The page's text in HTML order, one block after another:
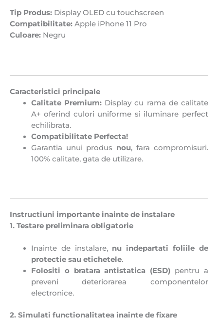
Tip Produs: Display OLED cu touchscreen
Compatibilitate: Apple iPhone 11 Pro
Culoare: Negru
Caracteristici principale
Calitate Premium:Display cu rama de calitate
A+ oferind culori uniforme si iluminare perfect
echilibrata.
Compatibilitate Perfecta!
Garantia unui produs nou, fara compromisuri.
100% calitate, gata de utilizare.
Instructiuni importante inainte de instalare
1. Testare preliminara obligatorie
Inainte de instalare, nu indepartati foliile de
protectie sau etichetele.
Folositi o bratara antistatica (ESD) pentru a
preveni deteriorarea componentelor
electronice.
2. Simulati functionalitatea inainte de fixare